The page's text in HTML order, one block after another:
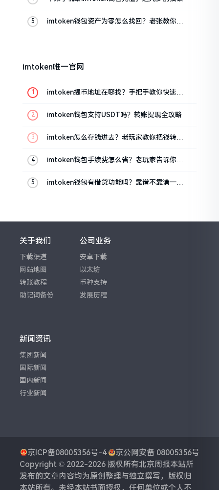
imtoken钱包资产为零怎么找回？老张教你几
imtoken唯一官网
imtoken提币地址在哪找？手把手教你快速查
imtoken钱包支持USDT吗？转账提现全攻略
imtoken怎么存钱进去？老玩家教你把钱转进
imtoken钱包手续费怎么省？老玩家告诉你几
imtoken钱包有借贷功能吗？靠谱不靠谱一文
关于我们
下载渠道
网站地图
转账教程
助记词备份
公司业务
安卓下载
以太坊
币种支持
发展历程
新闻资讯
集团新闻
国际新闻
国内新闻
行业新闻
京ICP备08005356号-4
京公网安备 08005356号
Copyright © 2022-2026 版权所有北京周报本站所
发布的文章内容均为原创整理与独立撰写，版权归
本站所有。未经本站书面授权，任何单位或个人不